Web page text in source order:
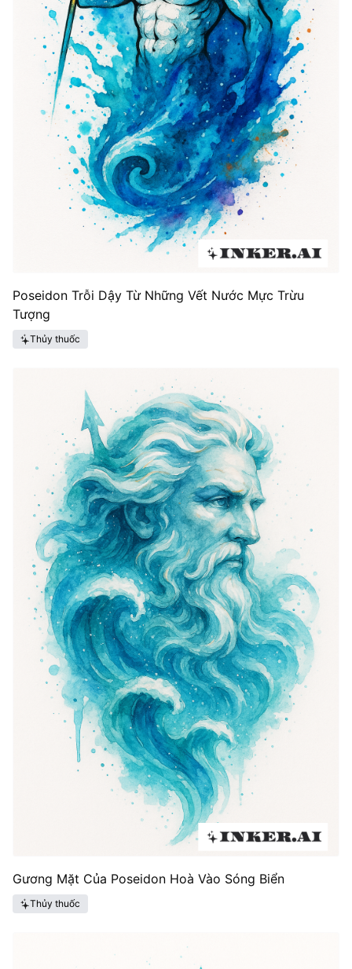
Poseidon Trỗi Dậy Từ Những Vết Nước Mực Trừu
Tượng
Thủy thuốc
Gương Mặt Của Poseidon Hoà Vào Sóng Biển
Thủy thuốc